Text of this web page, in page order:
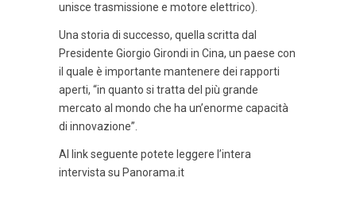
unisce trasmissione e motore elettrico).
Una storia di successo, quella scritta dal
Presidente Giorgio Girondi in Cina, un paese con
il quale è importante mantenere dei rapporti
aperti, “in quanto si tratta del più grande
mercato al mondo che ha un’enorme capacità
di innovazione”.
Al link seguente potete leggere l’intera
intervista su Panorama.it